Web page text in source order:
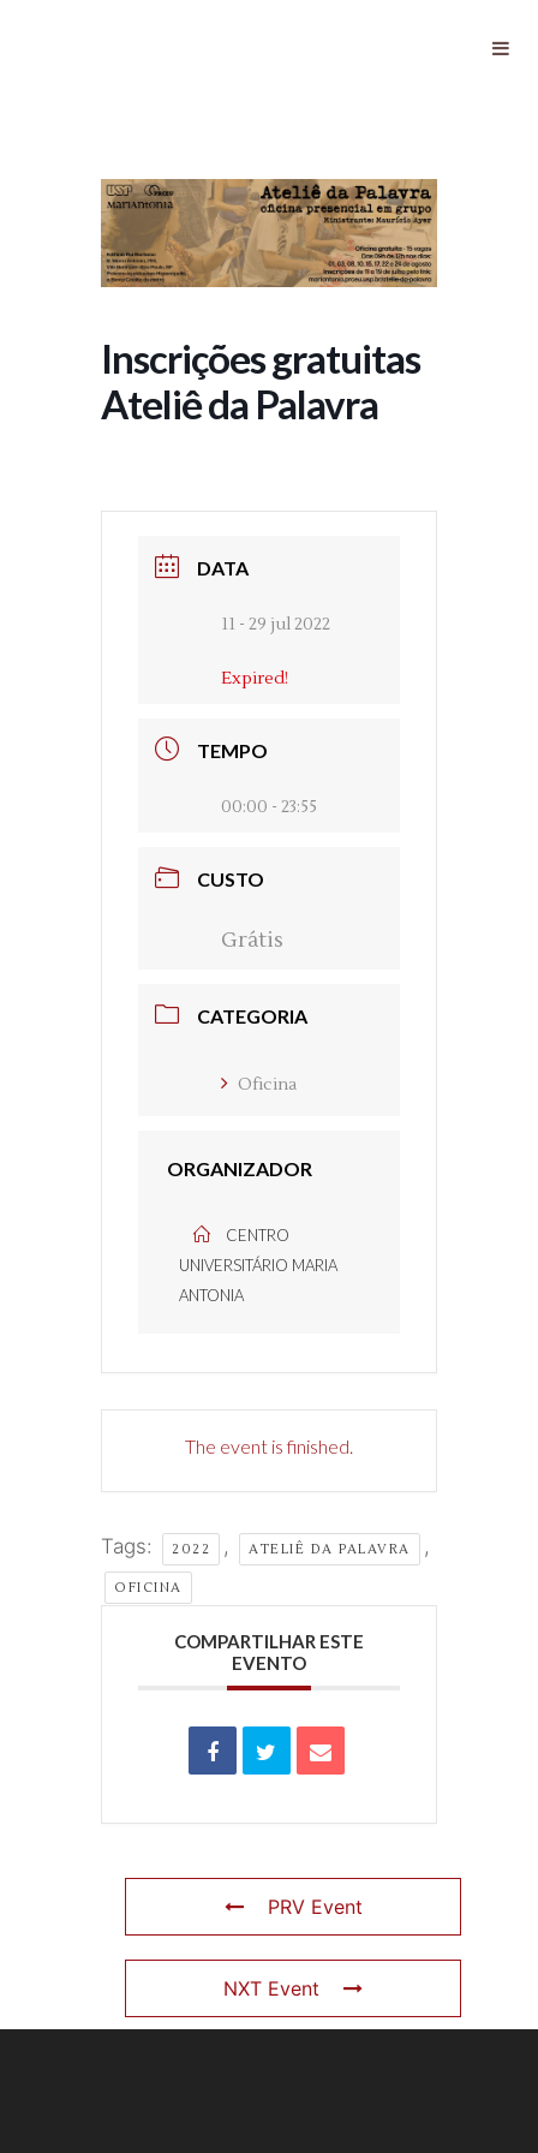
Inscrições gratuitas
Ateliê da Palavra
DATA
11 - 29 jul 2022
Expired!
TEMPO
00:00 - 23:55
CUSTO
Grátis
CATEGORIA
Oficina
ORGANIZADOR
CENTRO
UNIVERSITÁRIO MARIA
ANTONIA
The event is finished.
Tags: 2022 , ATELIÊ DA PALAVRA ,
OFICINA
COMPARTILHAR ESTE
EVENTO
PRV Event
NXT Event